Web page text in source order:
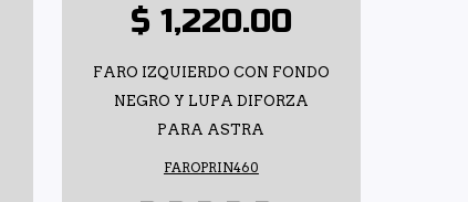
$ 1,220.00
FARO IZQUIERDO CON FONDO
NEGRO Y LUPA DIFORZA
PARA ASTRA
FAROPRIN460